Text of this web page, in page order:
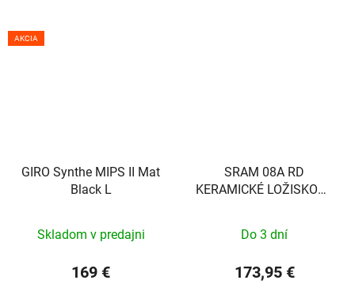
AKCIA
GIRO Synthe MIPS II Mat
Black L
Skladom v predajni
169 €
SRAM 08A RD
KERAMICKÉ LOŽISKOVÉ
Do 3 dní
173,95 €